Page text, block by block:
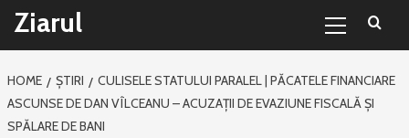
Sari
conținut
Ziarul
Menu
HOME ȘTIRI
CULISELE STATULUI PARALEL | PĂCATELE FINANCIARE
ASCUNSE DE DAN VÎLCEANU – ACUZAȚII DE EVAZIUNE FISCALĂ ȘI
SPĂLARE DE BANI